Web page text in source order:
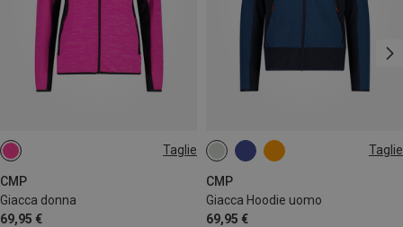
Taglie
CMP
Giacca donna
69,95 €
L Taglie
CMP
Giacca Hoodie uomo
69,95 €
XXL 3XL